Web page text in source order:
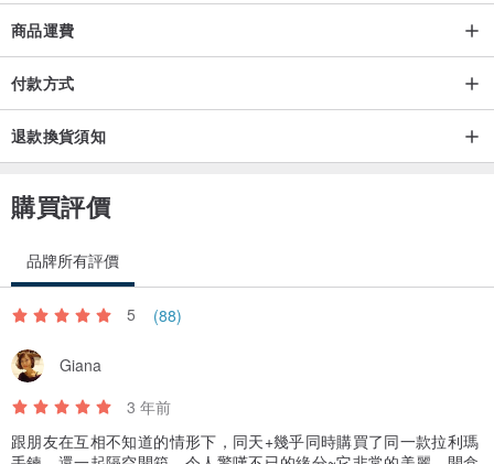
知與溝通，如急需送禮者也私訊與我們溝通喔！
† 售後服務 †
◇進口彈力線屬正常消耗品，於購買半年內可享免費換線服務一次。
◇如需維修會依情況收取工本費，請先傳照片以方便報價。
◇維修服務包含，尺寸調整、線材耗損更換。
◇保固效期過後可持續享有會員價維修服務。
◇保固服務僅限台灣本島。
◇以上售後服務，皆需自行負擔來回運費。
商品運費
付款方式
退款換貨須知
購買評價
品牌所有評價
5 (88)
Giana
3 年前
跟朋友在互相不知道的情形下，同天+幾乎同時購買了同一款拉利瑪